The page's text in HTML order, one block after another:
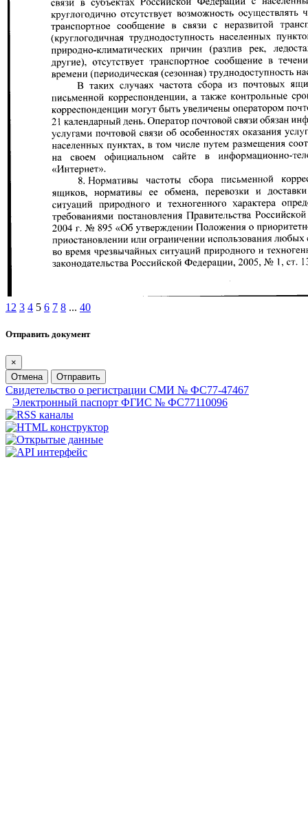
1 2 3 4 5 6 7 8 ... 40
Отправить документ
×
Отмена
Отправить
Свидетельство о регистрации СМИ № ФС77-47467
Электронный паспорт ФГИС № ФС77110096